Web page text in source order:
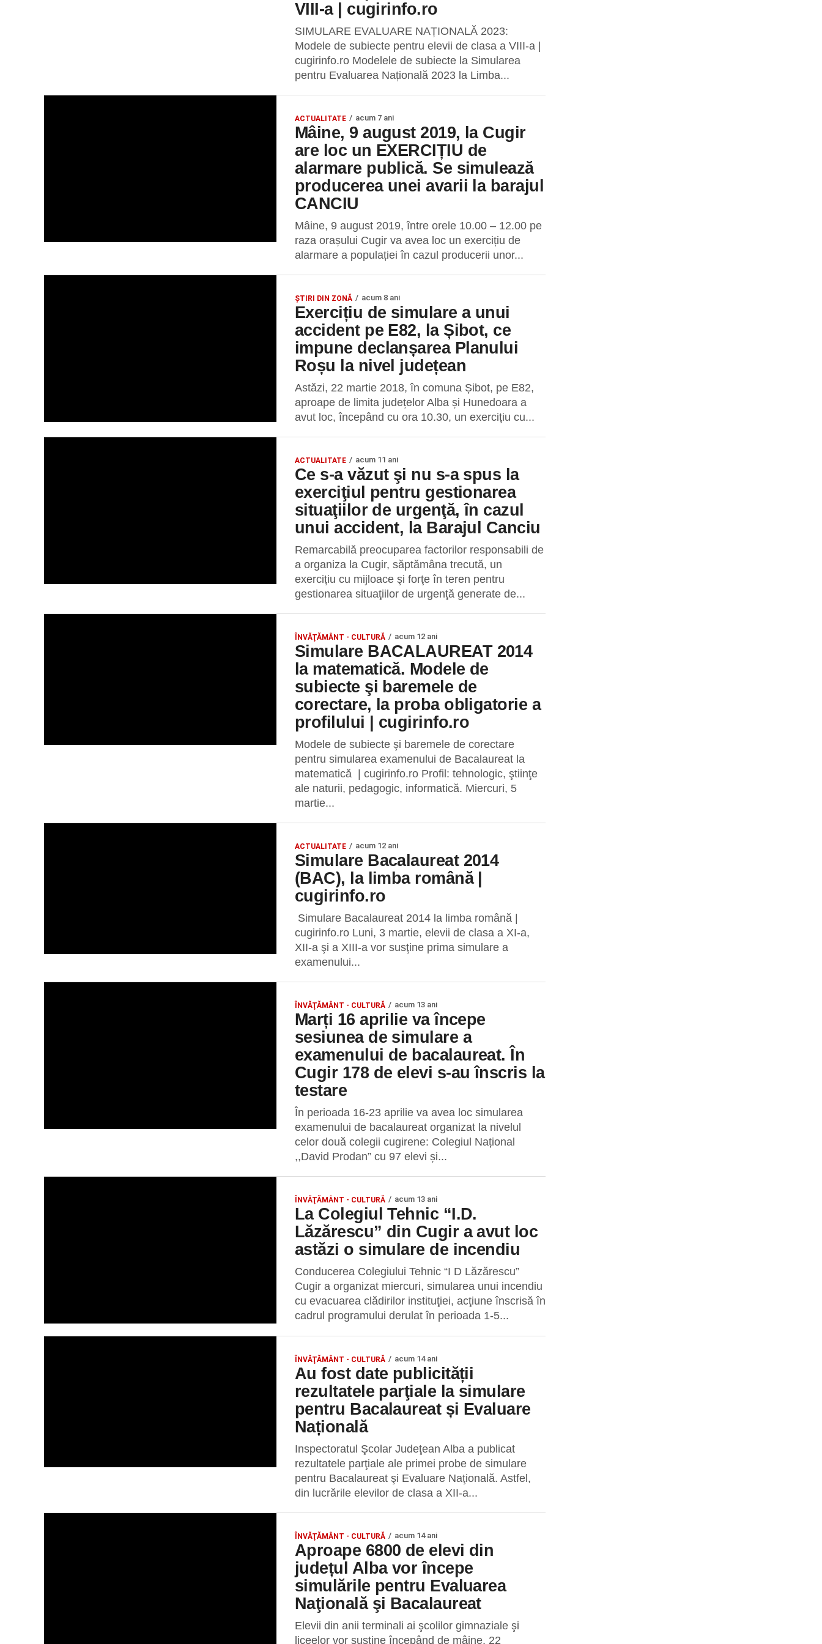
VIII-a | cugirinfo.ro
SIMULARE EVALUARE NAȚIONALĂ 2023:
Modele de subiecte pentru elevii de clasa a VIII-a |
cugirinfo.ro Modelele de subiecte la Simularea
pentru Evaluarea Națională 2023 la Limba...
ACTUALITATE acum 7 ani
Mâine, 9 august 2019, la Cugir
are loc un EXERCIȚIU de
alarmare publică. Se simulează
producerea unei avarii la barajul
CANCIU
Mâine, 9 august 2019, între orele 10.00 – 12.00 pe
raza orașului Cugir va avea loc un exercițiu de
alarmare a populației în cazul producerii unor...
ŞTIRI DIN ZONĂ acum 8 ani
Exercițiu de simulare a unui
accident pe E82, la Șibot, ce
impune declanșarea Planului
Roșu la nivel județean
Astăzi, 22 martie 2018, în comuna Șibot, pe E82,
aproape de limita județelor Alba și Hunedoara a
avut loc, începând cu ora 10.30, un exerciţiu cu...
ACTUALITATE acum 11 ani
Ce s-a văzut şi nu s-a spus la
exerciţiul pentru gestionarea
situaţiilor de urgenţă, în cazul
unui accident, la Barajul Canciu
Remarcabilă preocuparea factorilor responsabili de
a organiza la Cugir, săptămâna trecută, un
exerciţiu cu mijloace şi forţe în teren pentru
gestionarea situaţiilor de urgenţă generate de...
ÎNVĂŢĂMÂNT - CULTURĂ acum 12 ani
Simulare BACALAUREAT 2014
la matematică. Modele de
subiecte şi baremele de
corectare, la proba obligatorie a
profilului | cugirinfo.ro
Modele de subiecte şi baremele de corectare
pentru simularea examenului de Bacalaureat la
matematică | cugirinfo.ro Profil: tehnologic, ştiinţe
ale naturii, pedagogic, informatică. Miercuri, 5
martie...
ACTUALITATE acum 12 ani
Simulare Bacalaureat 2014
(BAC), la limba română |
cugirinfo.ro
Simulare Bacalaureat 2014 la limba română |
cugirinfo.ro Luni, 3 martie, elevii de clasa a XI-a,
XII-a şi a XIII-a vor susţine prima simulare a
examenului...
ÎNVĂŢĂMÂNT - CULTURĂ acum 13 ani
Marți 16 aprilie va începe
sesiunea de simulare a
examenului de bacalaureat. În
Cugir 178 de elevi s-au înscris la
testare
În perioada 16-23 aprilie va avea loc simularea
examenului de bacalaureat organizat la nivelul
celor două colegii cugirene: Colegiul Național
,,David Prodan” cu 97 elevi și...
ÎNVĂŢĂMÂNT - CULTURĂ acum 13 ani
La Colegiul Tehnic “I.D.
Lăzărescu” din Cugir a avut loc
astăzi o simulare de incendiu
Conducerea Colegiului Tehnic “I D Lăzărescu”
Cugir a organizat miercuri, simularea unui incendiu
cu evacuarea clădirilor instituţiei, acţiune înscrisă în
cadrul programului derulat în perioada 1-5...
ÎNVĂŢĂMÂNT - CULTURĂ acum 14 ani
Au fost date publicității
rezultatele parţiale la simulare
pentru Bacalaureat și Evaluare
Națională
Inspectoratul Şcolar Judeţean Alba a publicat
rezultatele parţiale ale primei probe de simulare
pentru Bacalaureat şi Evaluare Naţională. Astfel,
din lucrările elevilor de clasa a XII-a...
ÎNVĂŢĂMÂNT - CULTURĂ acum 14 ani
Aproape 6800 de elevi din
județul Alba vor începe
simulările pentru Evaluarea
Naţională şi Bacalaureat
Elevii din anii terminali ai şcolilor gimnaziale şi
liceelor vor susţine începând de mâine, 22